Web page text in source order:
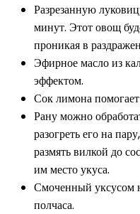
Разрезанную
минут. Этот овощ
проникая в
Эфирное масло из
эффектом.
Сок лимона помогает
Рану можно
разогреть его на
размять вилкой до
им место укуса.
Смоченный уксусом
полчаса.